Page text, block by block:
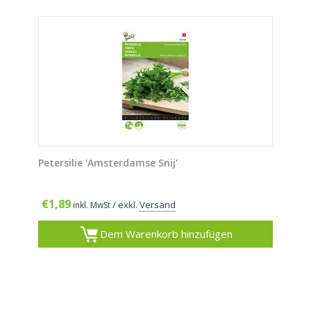
Petersilie ‘Amsterdamse Snij‘
€1,89 inkl. MwSt/ exkl. Versand
Dem Warenkorb hinzufügen